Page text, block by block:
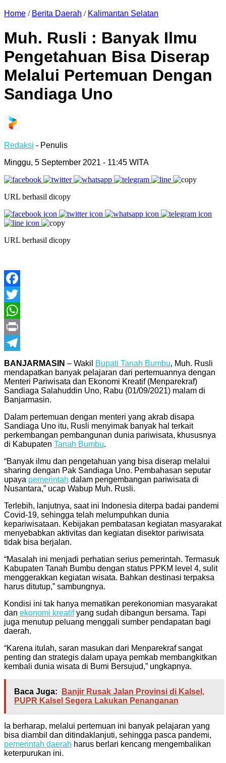
Home / Berita Daerah / Kalimantan Selatan
Muh. Rusli : Banyak Ilmu
Pengetahuan Bisa Diserap
Melalui Pertemuan Dengan
Sandiaga Uno
Redaksi - Penulis
Minggu, 5 September 2021 - 11:45 WITA
URL berhasil dicopy
URL berhasil dicopy
Facebook
Twitter
WhatsApp
Print
Telegram
BANJARMASIN – Wakil Bupati Tanah Bumbu, Muh. Rusli
mendapatkan banyak pelajaran dari pertemuannya dengan
Menteri Pariwisata dan Ekonomi Kreatif (Menparekraf)
Sandiaga Salahuddin Uno, Rabu (01/09/2021) malam di
Banjarmasin.
Dalam pertemuan dengan menteri yang akrab disapa
Sandiaga Uno itu, Rusli menyimak banyak hal terkait
perkembangan pembangunan dunia pariwisata, khususnya
di Kabupaten Tanah Bumbu.
“Banyak ilmu dan pengetahuan yang bisa diserap melalui
sharing dengan Pak Sandiaga Uno. Pembahasan seputar
upaya pemerintah dalam pengembangan pariwisata di
Nusantara,” ucap Wabup Muh. Rusli.
Terlebih, lanjutnya, saat ini Indonesia diterpa badai pandemi
Covid-19, sehingga telah melumpuhkan dunia
kepariwisataan. Kebijakan pembatasan kegiatan masyarakat
menyebabkan aktivitas dan kegiatan disektor pariwisata
tidak bisa berjalan.
“Masalah ini menjadi perhatian serius pemerintah. Termasuk
Kabupaten Tanah Bumbu dengan status PPKM level 4, sulit
menggerakkan kegiatan wisata. Bahkan destinasi terpaksa
harus ditutup,” sambungnya.
Kondisi ini tak hanya mematikan perekonomian masyarakat
dan ekonomi kreatifyang sudah dibangun bersama. Tapi
juga menutup peluang menggali sumber pendapatan bagi
daerah.
“Karena itulah, saran masukan dari Menparekraf sangat
penting dan strategis dalam upaya pemkab membangkitkan
kembali dunia wisata di Bumi Bersujud,” ungkapnya.
Baca Juga:
Banjir Rusak Jalan Provinsi di Kalsel,
PUPR Kalsel Segera Lakukan Penanganan
Ia berharap, melalui pertemuan ini banyak pelajaran yang
bisa diambil dan ditindaklanjuti, sehingga pasca pandemi,
pemerintah daerah harus berlari kencang mengembalikan
keterpurukan ini.